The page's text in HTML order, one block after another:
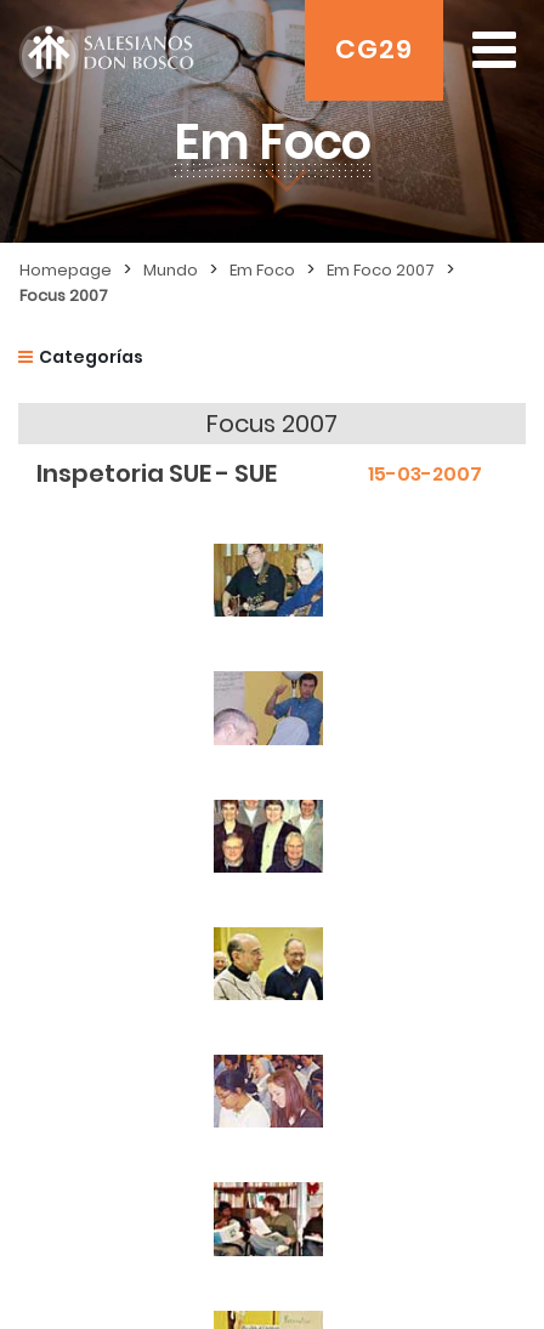
CG29
Em Foco
Homepage > Mundo > Em Foco > Em Foco 2007 >
Focus 2007
Categorías
Focus 2007
Inspetoria SUE - SUE
15-03-2007